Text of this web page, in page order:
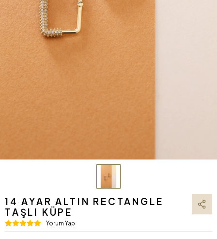
14 AYAR ALTIN RECTANGLE
TAŞLI KÜPE
Yorum Yap